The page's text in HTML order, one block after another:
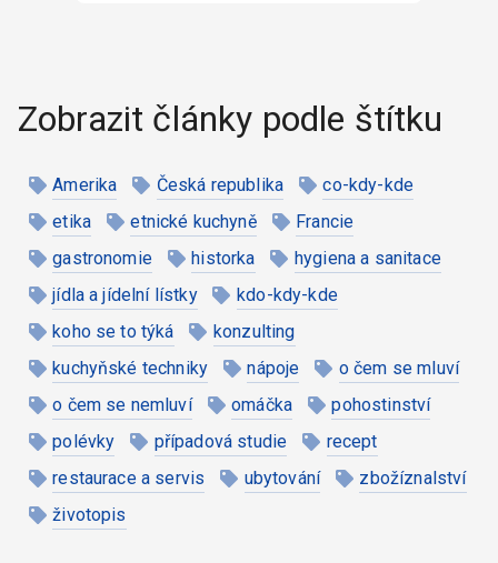
Zobrazit články podle štítku
Amerika Česká republika
co-kdy-kde
etika
etnické kuchyně
Francie
gastronomie
historka
hygiena a sanitace
jídla a jídelní lístky
kdo-kdy-kde
koho se to týká
konzulting
kuchyňské techniky
nápoje
o čem se mluví
o čem se nemluví
omáčka
pohostinství
polévky
případová studie
recept
restaurace a servis
ubytování
zbožíznalství
životopis